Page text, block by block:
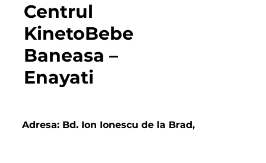
Centrul
KinetoBebe
Baneasa –
Enayati
Adresa: Bd. Ion Ionescu de la Brad,